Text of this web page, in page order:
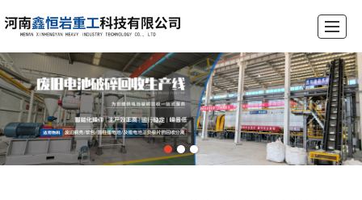
首页 公司介绍 产品展示 锂电池破碎设备生产线 工程案例 荣誉资质 新闻动态 联系我们